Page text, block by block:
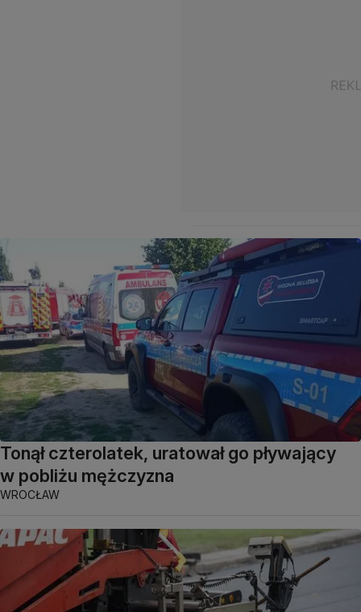
Tonął czterolatek, uratował go pływający
w pobliżu mężczyzna
WROCŁAW